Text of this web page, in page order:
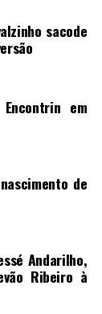
sacode
em
de
Andarilho,
Ribeiro à